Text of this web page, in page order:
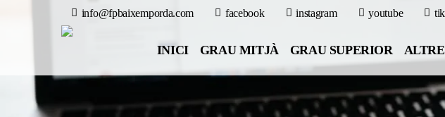
info@fpbaixemporda.com facebook instagram youtube
INICI GRAU MITJÀ GRAU SUPERIOR